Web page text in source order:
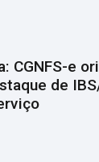
CGNFS-e
de